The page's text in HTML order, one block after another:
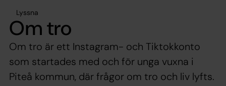
Lyssna
Om tro
Om tro är ett Instagram- och Tiktokkonto
som startades med och för unga vuxna i
Piteå kommun, där frågor om tro och liv lyfts.